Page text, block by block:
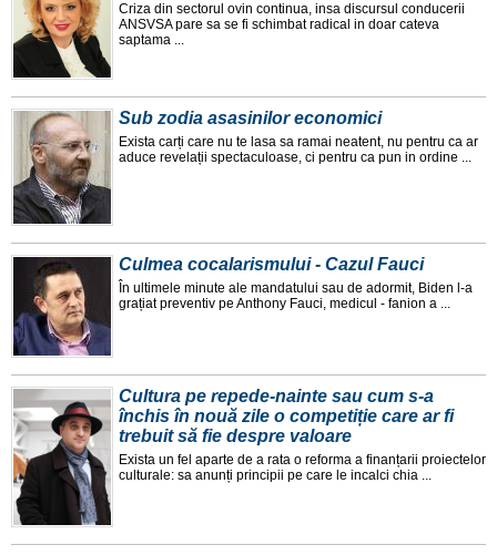
Criza din sectorul ovin continua, insa discursul conducerii
ANSVSA pare sa se fi schimbat radical in doar cateva
saptama ...
Sub zodia asasinilor economici
Exista carți care nu te lasa sa ramai neatent, nu pentru ca ar
aduce revelații spectaculoase, ci pentru ca pun in ordine ...
Culmea cocalarismului - Cazul Fauci
În ultimele minute ale mandatului sau de adormit, Biden l-a
grațiat preventiv pe Anthony Fauci, medicul - fanion a ...
Cultura pe repede-nainte sau cum s-a
închis în nouă zile o competiție care ar fi
trebuit să fie despre valoare
Exista un fel aparte de a rata o reforma a finanțarii proiectelor
culturale: sa anunți principii pe care le incalci chia ...